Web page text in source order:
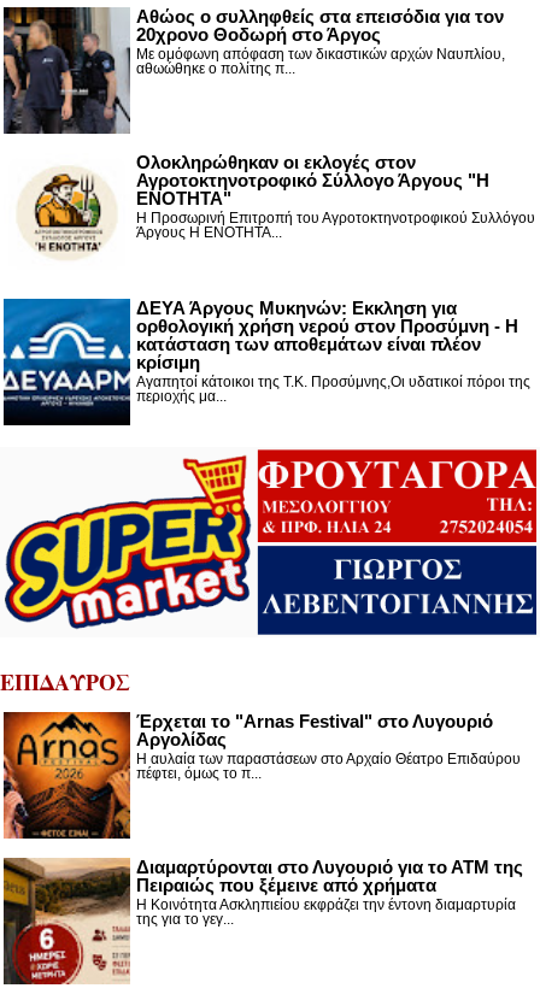
Αθώος ο συλληφθείς στα επεισόδια για τον
20χρονο Θοδωρή στο Άργος
Με ομόφωνη απόφαση των δικαστικών αρχών Ναυπλίου,
αθωώθηκε ο πολίτης π...
Ολοκληρώθηκαν οι εκλογές στον
Αγροτοκτηνοτροφικό Σύλλογο Άργους "Η
ΕΝΟΤΗΤΑ"
Η Προσωρινή Επιτροπή του Αγροτοκτηνοτροφικού Συλλόγου
Άργους Η ΕΝΟΤΗΤΑ...
ΔΕΥΑ Άργους Μυκηνών: Εκκληση για
ορθολογική χρήση νερού στον Προσύμνη - Η
κατάσταση των αποθεμάτων είναι πλέον
κρίσιμη
Αγαπητοί κάτοικοι της Τ.Κ. Προσύμνης,Οι υδατικοί πόροι της
περιοχής μα...
ΕΠΙΔΑΥΡΟΣ
Έρχεται το "Arnas Festival" στο Λυγουριό
Αργολίδας
Η αυλαία των παραστάσεων στο Αρχαίο Θέατρο Επιδαύρου
πέφτει, όμως το π...
Διαμαρτύρονται στο Λυγουριό για το ΑΤΜ της
Πειραιώς που ξέμεινε από χρήματα
Η Κοινότητα Ασκληπιείου εκφράζει την έντονη διαμαρτυρία
της για το γεγ...